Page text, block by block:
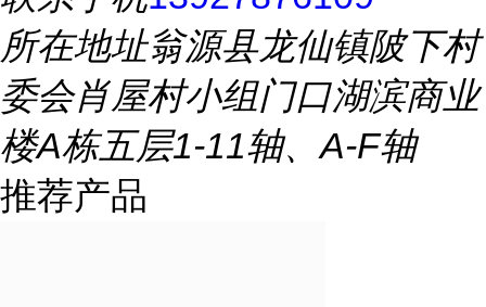
所在地址翁源县龙仙镇陂下村
委会肖屋村小组门口湖滨商业
楼A栋五层1-11轴、A-F轴
推荐产品